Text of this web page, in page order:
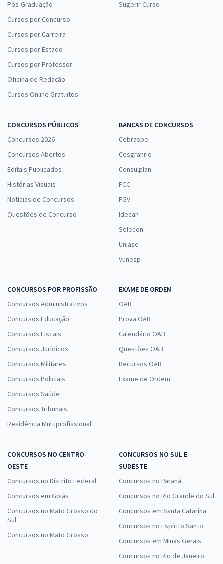
Pós-Graduação
Cursos por Concurso
Cursos por Carreira
Cursos por Estado
Cursos por Professor
Oficina de Redação
Cursos Online Gratuitos
Sugerir Curso
CONCURSOS PÚBLICOS
Concursos 2026
Concursos Abertos
Editais Publicados
Histórias Visuais
Notícias de Concursos
Questões de Concurso
BANCAS DE CONCURSOS
Cebraspe
Cesgranrio
Consulplan
FCC
FGV
Idecan
Selecon
Uniase
Vunesp
CONCURSOS POR PROFISSÃO
Concursos Administrativos
Concursos Educação
Concursos Fiscais
Concursos Jurídicos
Concursos Militares
Concursos Policiais
Concursos Saúde
Concursos Tribunais
Residência Multiprofissional
EXAME DE ORDEM
OAB
Prova OAB
Calendário OAB
Questões OAB
Recursos OAB
Exame de Ordem
CONCURSOS NO CENTRO-
OESTE
Concursos no Distrito Federal
Concursos em Goiás
Concursos no Mato Grosso do
Sul
Concursos no Mato Grosso
CONCURSOS NO SUL E
SUDESTE
Concursos no Paraná
Concursos no Rio Grande do Sul
Concursos em Santa Catarina
Concursos no Espírito Santo
Concursos em Minas Gerais
Concursos no Rio de Janeiro